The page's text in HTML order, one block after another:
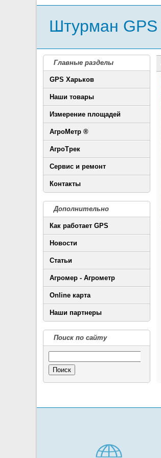
Штурман GPS
Главные разделы
GPS Харьков
Наши товары
Измерение площадей
АгроМетр ®
АгроТрек
Сервис и ремонт
Контакты
Дополнительно
Как работает GPS
Новости
Статьи
Агромер - Агрометр
Online карта
Наши партнеры
Поиск по сайту
Поиск